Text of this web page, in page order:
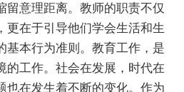
留意理距离。教师的职责不仅
更在于引导他们学会生活和生
基本行为准则。教育工作，是
的工作。社会在发展，时代在
也在发生着不断的变化。作为